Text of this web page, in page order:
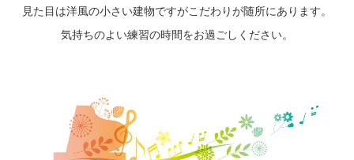
見た目は洋風の小さい建物ですがこだわりが随所にあります。
気持ちのよい練習の時間をお過ごしください。